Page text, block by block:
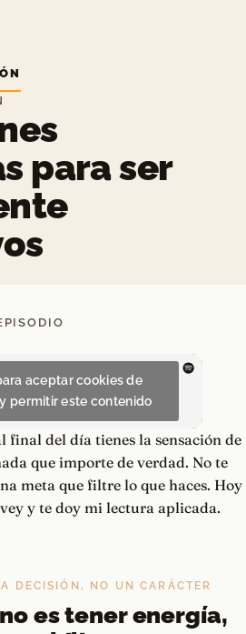
para ser
aceptar cookies de
permitir este contenido
final del día tienes la sensación de
que importe de verdad. No te
meta que filtre lo que haces. Hoy
y te doy mi lectura aplicada.
DECISIÓN, NO UN CARÁCTER
es tener energía,